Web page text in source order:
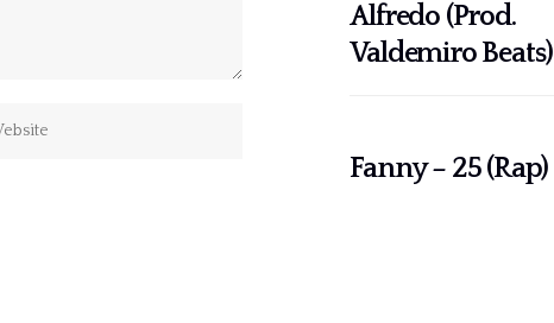
Alfredo (Prod.
Valdemiro Beats)
Fanny – 25 (Rap)